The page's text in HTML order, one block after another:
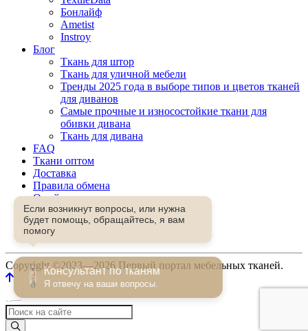
Если возникнут вопросы, или нужна
будет помощь, обращайтесь, я вам
помогу
Консультант по тканям
Я отвечу на ваши вопросы.
Бонлайф
Ametist
Instroy
Блог
Ткань для штор
Ткань для уличной мебели
Тренды 2025 года в выборе типов и цветов тканей
для диванов
Самые прочные и износостойкие ткани для
обивки дивана
Ткань для дивана
FAQ
Ткани оптом
Доставка
Правила обмена
О сайте
Контакты
Избранное
Сравнение
Copyright ©2023—2026 Первый портал мебельных тканей.